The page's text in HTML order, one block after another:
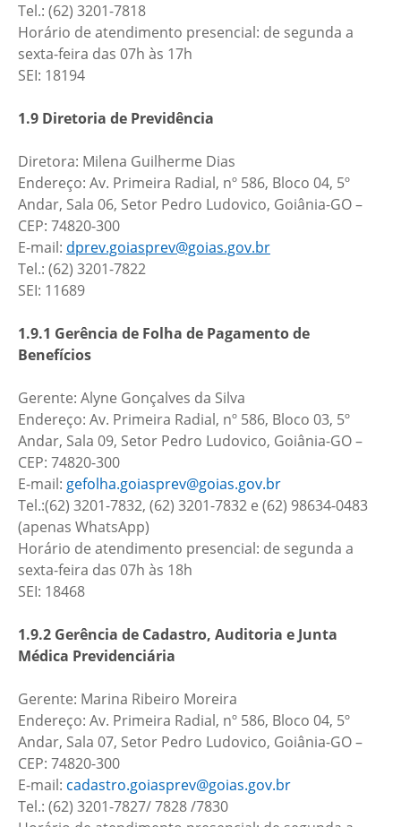
Tel.: (62) 3201-7818
Horário de atendimento presencial: de segunda a
sexta-feira das 07h às 17h
SEI: 18194
1.9 Diretoria de Previdência
Diretora: Milena Guilherme Dias
Endereço: Av. Primeira Radial, nº 586, Bloco 04, 5º
Andar, Sala 06, Setor Pedro Ludovico, Goiânia-GO –
CEP: 74820-300
E-mail: dprev.goiasprev@goias.gov.br
Tel.: (62) 3201-7822
SEI: 11689
1.9.1 Gerência de Folha de Pagamento de
Benefícios
Gerente: Alyne Gonçalves da Silva
Endereço: Av. Primeira Radial, nº 586, Bloco 03, 5º
Andar, Sala 09, Setor Pedro Ludovico, Goiânia-GO –
CEP: 74820-300
E-mail: gefolha.goiasprev@goias.gov.br
Tel.:(62) 3201-7832, (62) 3201-7832 e (62) 98634-0483
(apenas WhatsApp)
Horário de atendimento presencial: de segunda a
sexta-feira das 07h às 18h
SEI: 18468
1.9.2 Gerência de Cadastro, Auditoria e Junta
Médica Previdenciária
Gerente: Marina Ribeiro Moreira
Endereço: Av. Primeira Radial, nº 586, Bloco 04, 5º
Andar, Sala 07, Setor Pedro Ludovico, Goiânia-GO –
CEP: 74820-300
E-mail: cadastro.goiasprev@goias.gov.br
Tel.: (62) 3201-7827/ 7828 /7830